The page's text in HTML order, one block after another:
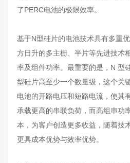
了PERC电池的极限效率。
基于N型硅片的电池技术具有多重
方日升的多主栅、半片等先进技术
率及组件功率。最重要的是，N 型
型硅片高至少一个数量级，这个关
电池的开路电压和短路电流，使其
承载更高的串联负荷，而高组串功
本，为客户创造更多收益，随着技
更具成本优势与效率优势。